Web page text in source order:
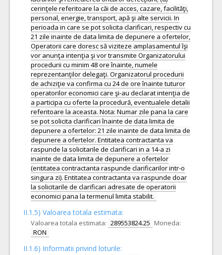
cerinţele referitoare la căi de acces, cazare, facilităţi,
personal, energie, transport, apă şi alte servicii. In
perioada in care se pot solicita clarificari, respectiv cu
21 zile inainte de data limita de depunere a ofertelor,
Operatorii care doresc să viziteze amplasamentul îşi
vor anunţa intenţia şi vor transmite Organizatorului
procedurii cu minim 48 ore înainte, numele
reprezentanţilor delegaţi. Organizatorul procedurii
de achiziţie va confirma cu 24 de ore înainte tuturor
operatorilor economici care şi-au declarat intenţia de
a participa cu oferte la procedură, eventualele detalii
referitoare la aceasta. Nota: Numar zile pana la care
se pot solicita clarificari înainte de data limita de
depunere a ofertelor: 21 zile inainte de data limita de
depunere a ofertelor. Entitatea contractanta va
raspunde la solicitarile de clarificari in a 14-a zi
inainte de data limita de depunere a ofertelor
(entitatea contractanta raspunde clarificarilor intr-o
singura zi). Entitatea contractanta va raspunde doar
la solicitarile de clarificari adresate de operatorii
economici pana la termenul limita stabilit.
II.1.5) Valoarea totala estimata:
Valoarea totala estimata: 289553824.25 Moneda:
RON
II.1.6) Informatii privind loturile: